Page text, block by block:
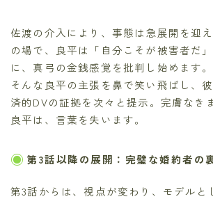
佐渡の介入により、事態は急展開を迎
の場で、良平は「自分こそが被害者だ
に、真弓の金銭感覚を批判し始めます
そんな良平の主張を鼻で笑い飛ばし、
済的DVの証拠を次々と提示。完膚なき
良平は、言葉を失います。
第3話以降の展開：完璧な婚約者の
第3話からは、視点が変わり、モデルと